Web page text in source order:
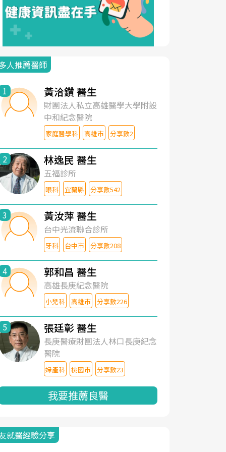
人推薦醫師
1 黃洽鑽 醫生
財團法人私立高雄醫學大學附設
中和紀念醫院
家庭醫學科 高雄市 分享數2
2 林逸民 醫生
五福診所
眼科 宜蘭縣 分享數542
3 黃汝萍 醫生
台中光流聯合診所
牙科 台中市 分享數208
4 郭和昌 醫生
高雄長庚紀念醫院
小兒科 高雄市 分享數226
5 張廷彰 醫生
長庚醫療財團法人林口長庚紀念
醫院
婦產科 桃園市 分享數23
我要推薦良醫
就醫經驗分享